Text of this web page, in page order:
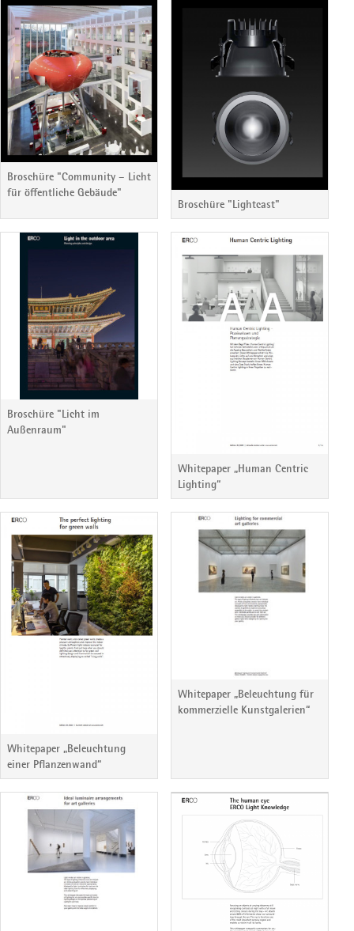
Broschüre "Community – Licht
für öffentliche Gebäude"
Broschüre "Lightcast"
Broschüre "Licht im
Außenraum"
Whitepaper „Human Centric
Lighting“
Whitepaper „Beleuchtung
einer Pflanzenwand“
Whitepaper „Beleuchtung für
kommerzielle Kunstgalerien“